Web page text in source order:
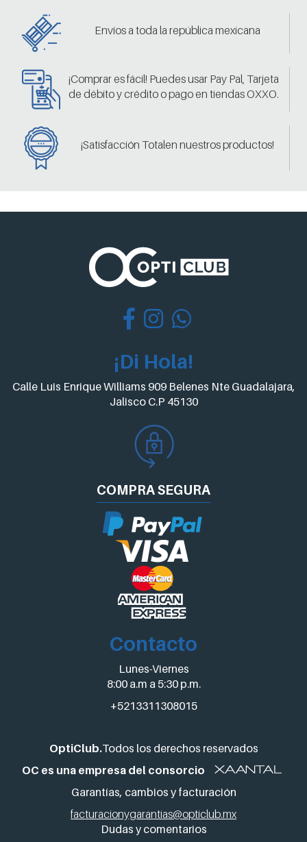
Envíos a toda la república mexicana
¡Comprar es fácil! Puedes usar Pay Pal, Tarjeta
de débito y crédito o pago en tiendas OXXO.
¡Satisfacción Totalen nuestros productos!
¡Di Hola!
Calle Luis Enrique Williams 909 Belenes Nte Guadalajara,
Jalisco C.P 45130
COMPRASEGURA
Contacto
Lunes-Viernes
8:00 a.m a 5:30 p.m.
+5213311308015
OptiClub.Todos los derechos reservados
OC es una empresa del consorcio
Garantías, cambios y facturación
facturacionygarantias@opticlub.mx
Dudas y comentarios